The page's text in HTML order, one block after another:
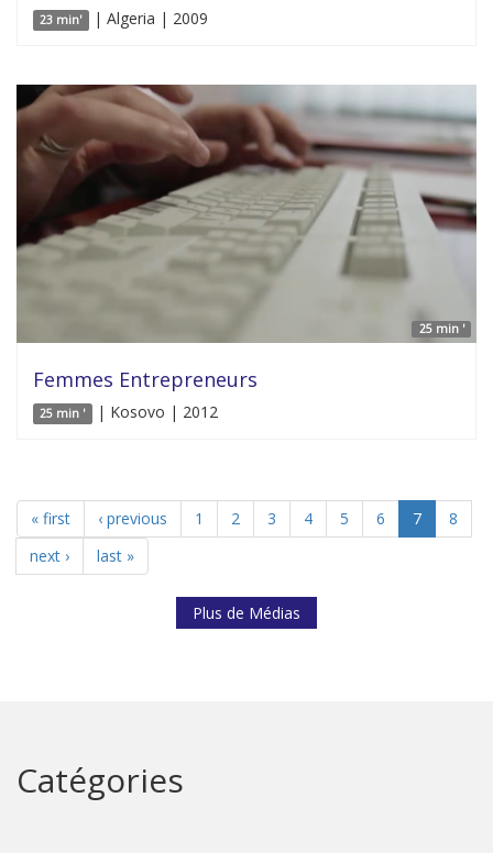
23 min' | Algeria | 2009
25 min '
Femmes Entrepreneurs
25 min ' | Kosovo | 2012
« first ‹ previous 1 2 3 4 5 6 7
8
next ›
last »
Plus de Médias
Catégories